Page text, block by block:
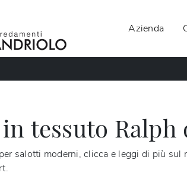
Azienda
tessuto
salotti moderni, clicca e leggi di più sul